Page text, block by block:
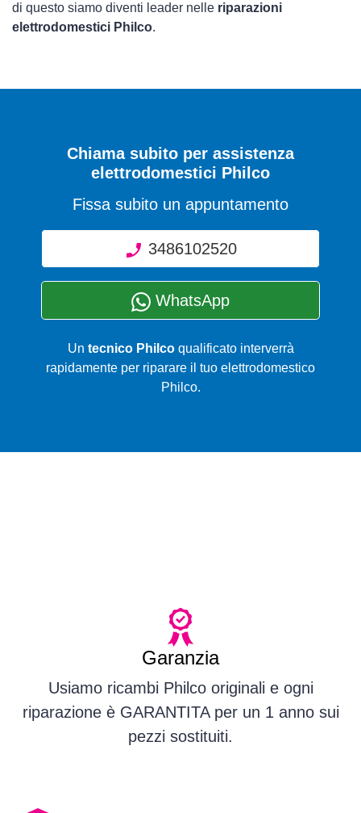
di questo siamo diventi leader nelle riparazioni
elettrodomestici Philco.
Chiama subito per assistenza
elettrodomestici Philco
Fissa subito un appuntamento
3486102520
WhatsApp
Un tecnico Philcoqualificato interverrà
rapidamente per riparare il tuo elettrodomestico
Philco.
Garanzia
Usiamo ricambi Philco originali e ogni
riparazione è GARANTITA per un 1 anno sui
pezzi sostituiti.